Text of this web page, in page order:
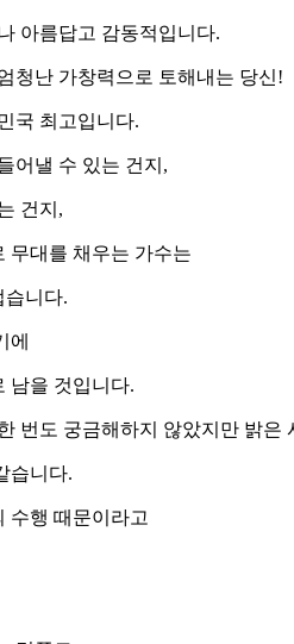
아름답고 감동적입니다.
청난 가창력으로 토해내는 당신!
국 최고입니다.
어낼 수 있는 건지,
건지,
무대를 채우는 가수는
습니다.
에
남을 것입니다.
번도 궁금해하지 않았지만 밝은
습니다.
수행 때문이라고